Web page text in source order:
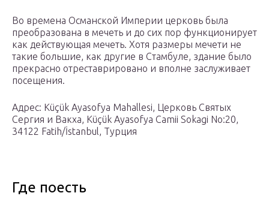
Во времена Османской Империи церковь была
преобразована в мечеть и до сих пор функционирует
как действующая мечеть. Хотя размеры мечети не
такие большие, как другие в Стамбуле, здание было
прекрасно отреставрировано и вполне заслуживает
посещения.
Адрес: Küçük Ayasofya Mahallesi, Церковь Святых
Сергия и Вакха, Küçük Ayasofya Camii Sokagi No:20,
34122 Fatih/İstanbul, Турция
Где поесть